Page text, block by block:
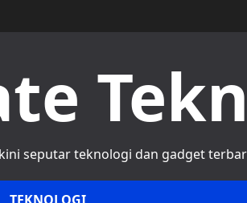
seputar teknologi dan gadget